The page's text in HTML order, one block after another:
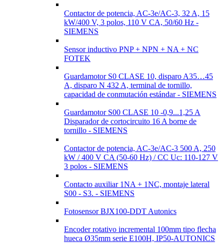
Contactor de potencia, AC-3e/AC-3, 32 A, 15
kW/400 V, 3 polos, 110 V CA, 50/60 Hz -
SIEMENS
Sensor inductivo PNP + NPN + NA + NC
FOTEK
Guardamotor S0 CLASE 10, disparo A35…45
A, disparo N 432 A, terminal de tornillo,
capacidad de conmutación estándar - SIEMENS
Guardamotor S00 CLASE 10 -0,9...1,25 A
Disparador de cortocircuito 16 A borne de
tornillo - SIEMENS
Contactor de potencia, AC-3e/AC-3 500 A, 250
kW / 400 V CA (50-60 Hz) / CC Uc: 110-127 V
3 polos - SIEMENS
Contacto auxiliar 1NA + 1NC, montaje lateral
S00 - S3. - SIEMENS
Fotosensor BJX100-DDT Autonics
Encoder rotativo incremental 100mm tipo flecha
hueca Ø35mm serie E100H, IP50-AUTONICS